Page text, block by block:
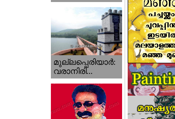
മുല്ലപ്പെരിയാര്‍:
വരാനിരി...